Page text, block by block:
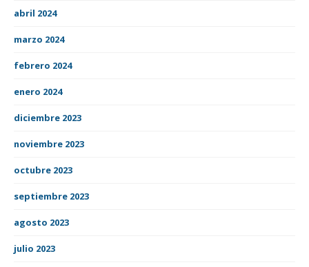
abril 2024
marzo 2024
febrero 2024
enero 2024
diciembre 2023
noviembre 2023
octubre 2023
septiembre 2023
agosto 2023
julio 2023